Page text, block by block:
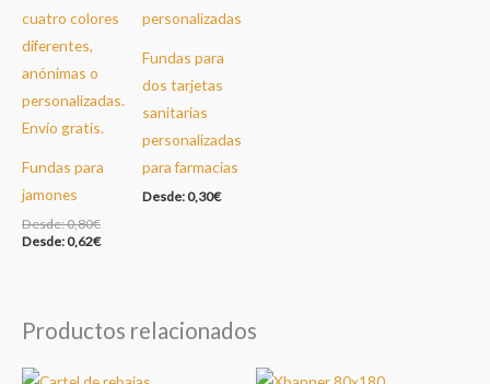
Fundas para
jamones
Desde:0,80€
Desde:0,62€
Fundas para
dos tarjetas
sanitarias
personalizadas
para farmacias
Desde:0,30€
Productos relacionados